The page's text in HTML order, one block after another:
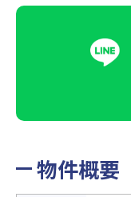
物件概要